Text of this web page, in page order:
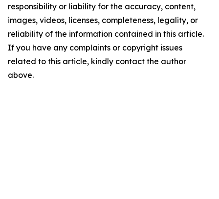
responsibility or liability for the accuracy, content,
images, videos, licenses, completeness, legality, or
reliability of the information contained in this article.
If you have any complaints or copyright issues
related to this article, kindly contact the author
above.